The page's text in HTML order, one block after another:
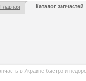
Главная Каталог запчастей
в Украине быстро и